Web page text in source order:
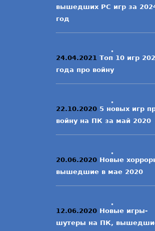
вышедших PC игр за
год
24.04.2021 Топ 10 игр
года про войну
22.10.2020 5 новых игр
войну на ПК за май 2020
20.06.2020 Новые
вышедшие в мае 2020
12.06.2020 Новые игры-
шутеры на ПК,